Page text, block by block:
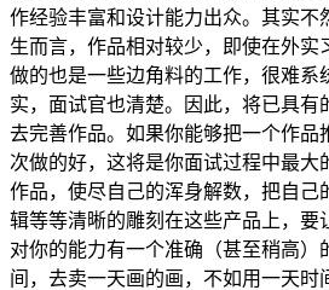
作经验丰富和设计能力出众。其实不
生而言，作品相对较少，即使在外实
做的也是一些边角料的工作，很难系
实，面试官也清楚。因此，将已具有
去完善作品。如果你能够把一个作品
次做的好，这将是你面试过程中最大
作品，使尽自己的浑身解数，把自己
辑等等清晰的雕刻在这些产品上，要
对你的能力有一个准确（甚至稍高）
间，去卖一天画的画，不如用一天时